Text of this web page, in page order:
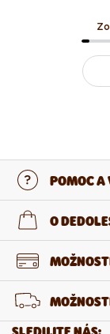
POMOC A
Kontaktujte nás
Vrátenie a
Odstúpenie od
O
O nás
Veľkoobchod